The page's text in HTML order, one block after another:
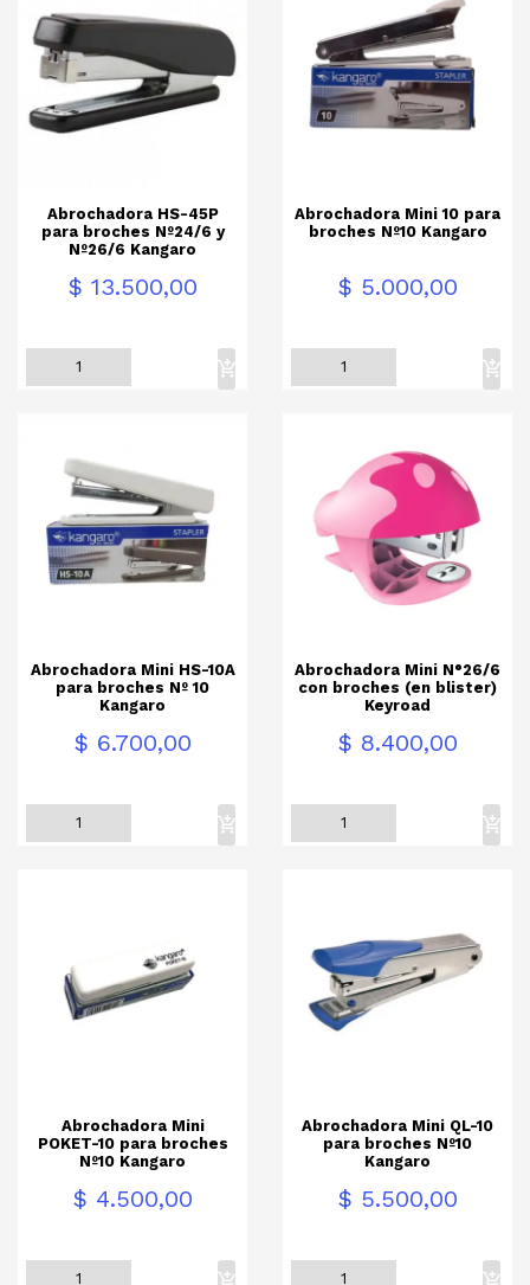
Abrochadora HS-45P
para broches Nº24/6 y
Nº26/6 Kangaro
Precio$ 13.500,00
Abrochadora Mini 10 para
broches Nº10 Kangaro
Precio$ 5.000,00
Abrochadora Mini HS-10A
para broches Nº 10
Kangaro
Precio$ 6.700,00
Abrochadora Mini N°26/6
con broches (en blister)
Keyroad
Precio$ 8.400,00
Abrochadora Mini
POKET-10 para broches
Nº10 Kangaro
Precio$ 4.500,00
Abrochadora Mini QL-10
para broches Nº10
Kangaro
Precio$ 5.500,00